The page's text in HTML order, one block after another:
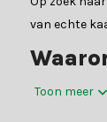
van echte
De LED-
Toon meer